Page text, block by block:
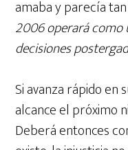
amaba y parecía
2006 operará como
decisiones
Si avanza rápido en
alcance el próximo
Deberá entonces